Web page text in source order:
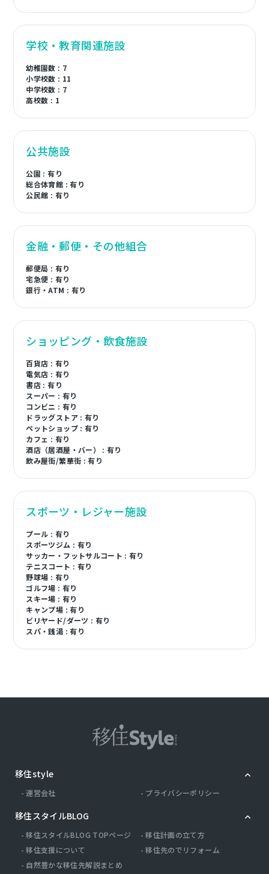
学校・教育関連施設
幼稚園数 : 7
小学校数 : 11
中学校数 : 7
高校数 : 1
公共施設
公園 : 有り
総合体育館 : 有り
公民館 : 有り
金融・郵便・その他組合
郵便局 : 有り
宅急便 : 有り
銀行・ATM : 有り
ショッピング・飲食施設
百貨店 : 有り
電気店 : 有り
書店 : 有り
スーパー : 有り
コンビニ : 有り
ドラッグストア : 有り
ペットショップ : 有り
カフェ : 有り
酒店（居酒屋・バー） : 有り
飲み屋街/繁華街 : 有り
スポーツ・レジャー施設
プール : 有り
スポーツジム : 有り
サッカー・フットサルコート : 有り
テニスコート : 有り
野球場 : 有り
ゴルフ場 : 有り
スキー場 : 有り
キャンプ場 : 有り
ビリヤード/ダーツ : 有り
スパ・銭湯 : 有り
移住style
運営会社 プライバシーポリシー
移住スタイルBLOG
移住スタイルBLOG TOPページ
移住計画の立て方
移住支援について
移住先のでリフォーム
自然豊かな移住先解説まとめ